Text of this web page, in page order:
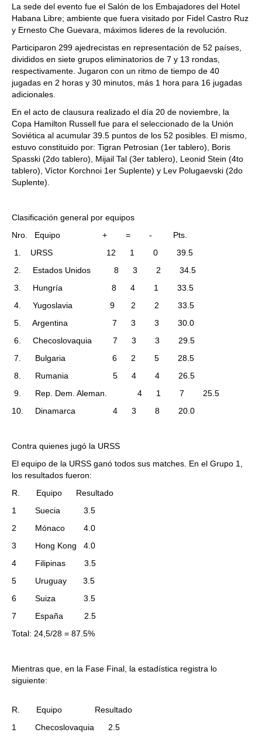
La sede del evento fue el Salón de los Embajadores del Hotel
Habana Libre; ambiente que fuera visitado por Fidel Castro Ruz
y Ernesto Che Guevara, máximos lideres de la revolución.
Participaron 299 ajedrecistas en representación de 52 países,
divididos en siete grupos eliminatorios de 7 y 13 rondas,
respectivamente. Jugaron con un ritmo de tiempo de 40
jugadas en 2 horas y 30 minutos, más 1 hora para 16 jugadas
adicionales.
En el acto de clausura realizado el día 20 de noviembre, la
Copa Hamilton Russell fue para el seleccionado de la Unión
Soviética al acumular 39.5 puntos de los 52 posibles. El mismo,
estuvo constituido por: Tigran Petrosian (1er tablero), Boris
Spasski (2do tablero), Mijail Tal (3er tablero), Leonid Stein (4to
tablero), Víctor Korchnoi 1er Suplente) y Lev Polugaevski (2do
Suplente).
Clasificación general por equipos
Nro. Equipo + = - Pts.
1. URSS 12 1 0 39.5
2. Estados Unidos 8 3 2 34.5
3. Hungría 8 4 1 33.5
4. Yugoslavia 9 2 2 33.5
5. Argentina 7 3 3 30.0
6. Checoslovaquia 7 3 3 29.5
7. Bulgaria 6 2 5 28.5
8. Rumania 5 4 4 26.5
9. Rep. Dem. Aleman. 4 1 7 25.5
10. Dinamarca 4 3 8 20.0
Contra quienes jugó la URSS
El equipo de la URSS ganó todos sus matches. En el Grupo 1,
los resultados fueron:
R. Equipo Resultado
1 Suecia 3.5
2 Mónaco 4.0
3 Hong Kong 4.0
4 Filipinas 3.5
5 Uruguay 3.5
6 Suiza 3.5
7 España 2.5
Total: 24,5/28 = 87.5%
Mientras que, en la Fase Final, la estadística registra lo
siguiente:
R. Equipo Resultado
1 Checoslovaquia 2.5